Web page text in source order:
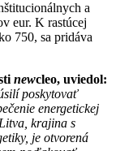
a
eur. K rastúcej
750, sa pridáva
newcleo, uviedol:
poskytovať
energetickej
krajina s
je otvorená